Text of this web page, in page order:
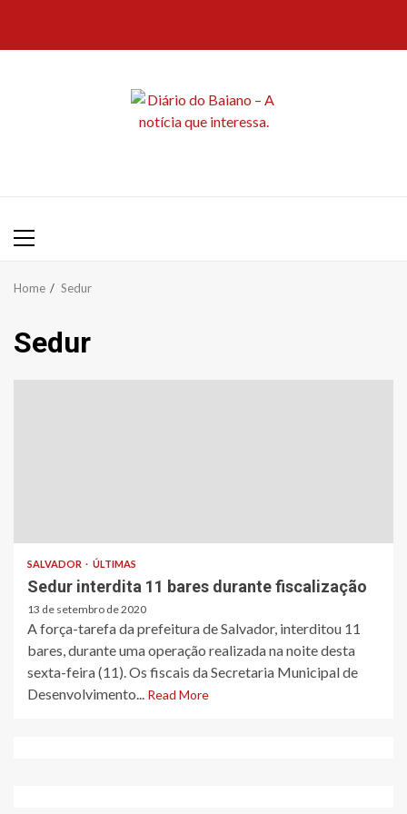
content
Primary
Home Sedur
Sedur
SALVADOR ÚLTIMAS
Sedur interdita 11 bares durante fiscalização
13 de setembro de 2020
A força-tarefa da prefeitura de Salvador, interditou 11
bares, durante uma operação realizada na noite desta
sexta-feira (11). Os fiscais da Secretaria Municipal de
Desenvolvimento... Read More